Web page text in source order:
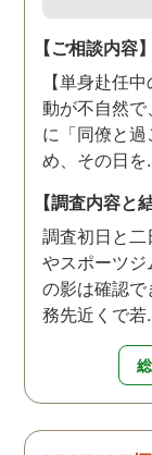
対応して頂
り迅速に弁
ドバイスを
った事、本
ます。
【ご相談内容】
【単身赴任
動が不自然
に「同僚と
め、その日を
【調査内容と
調査初日と
やスポーツ
の影は確認
務先近くで若